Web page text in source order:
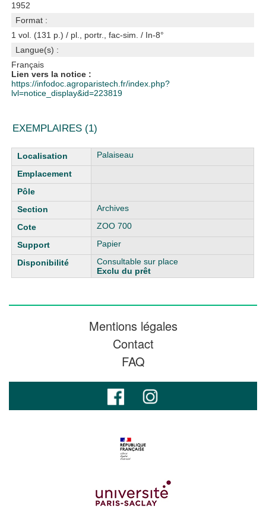
1952
Format :
1 vol. (131 p.) / pl., portr., fac-sim. / In-8°
Langue(s) :
Français
Lien vers la notice :
https://infodoc.agroparistech.fr/index.php?
lvl=notice_display&id=223819
EXEMPLAIRES (1)
Liste des exemplaires Palaiseau
Archives
ZOO 700
Papier
Consultable sur place
Exclu du prêt
Mentions légales
Contact
FAQ